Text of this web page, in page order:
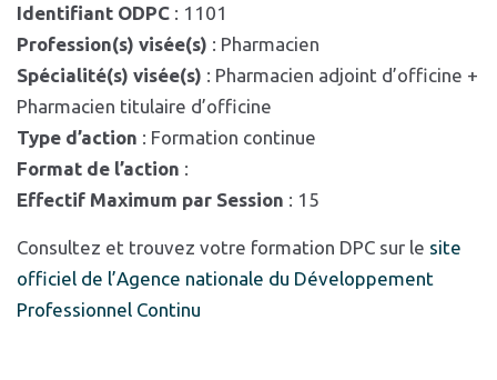
Identifiant ODPC : 1101
Profession(s) visée(s) : Pharmacien
Spécialité(s) visée(s) : Pharmacien adjoint d’officine +
Pharmacien titulaire d’officine
Type d’action : Formation continue
Format de l’action :
Effectif Maximum par Session : 15
Consultez et trouvez votre formation DPC sur le site
officiel de l’Agence nationale du Développement
Professionnel Continu